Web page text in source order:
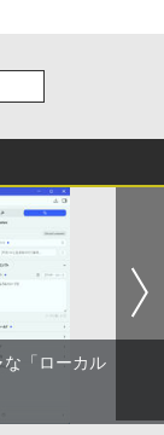
な「ローカル